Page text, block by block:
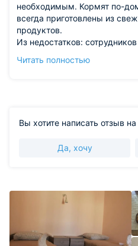
необходимым. Кормят по-
всегда приготовлены из
продуктов.
Из недостатков:
Просьбы гостей они просто
Читать полностью
Вы хотите написать отзыв на
Да, хочу